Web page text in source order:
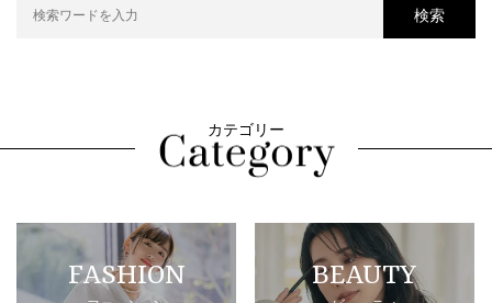
検索
カテゴリー
FASHION BEAUTY